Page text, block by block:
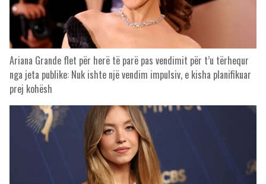
Ariana Grande flet për herë të parë pas vendimit për t’u tërhequr
nga jeta publike: Nuk ishte një vendim impulsiv, e kisha planifikuar
prej kohësh